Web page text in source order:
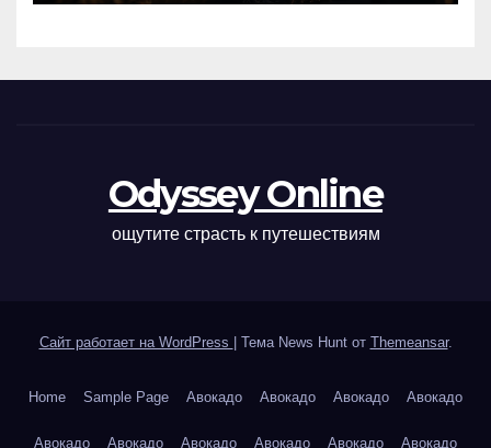
Odyssey Online
ощутите страсть к путешествиям
Сайт работает на WordPress Тема News Hunt от Themeansar.
Home Sample Page Авокадо Авокадо Авокадо Авокадо
Авокадо Авокадо Авокадо Авокадо Авокадо Авокадо